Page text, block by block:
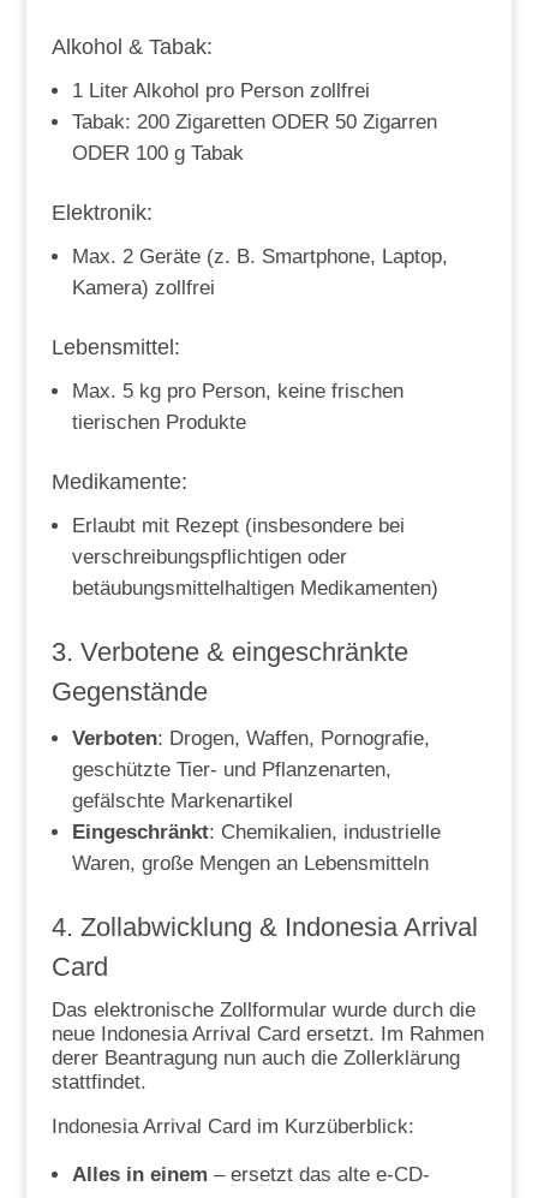
Alkohol & Tabak:
1 Liter Alkohol pro Person zollfrei
Tabak: 200 Zigaretten ODER 50 Zigarren
ODER 100 g Tabak
Elektronik:
Max. 2 Geräte (z. B. Smartphone, Laptop,
Kamera) zollfrei
Lebensmittel:
Max. 5 kg pro Person, keine frischen
tierischen Produkte
Medikamente:
Erlaubt mit Rezept (insbesondere bei
verschreibungspflichtigen oder
betäubungsmittelhaltigen Medikamenten)
3. Verbotene & eingeschränkte
Gegenstände
Verboten: Drogen, Waffen, Pornografie,
geschützte Tier- und Pflanzenarten,
gefälschte Markenartikel
Eingeschränkt: Chemikalien, industrielle
Waren, große Mengen an Lebensmitteln
4. Zollabwicklung & Indonesia Arrival
Card
Das elektronische Zollformular wurde durch die
neue Indonesia Arrival Card ersetzt. Im Rahmen
derer Beantragung nun auch die Zollerklärung
stattfindet.
Indonesia Arrival Card im Kurzüberblick:
Alles in einem – ersetzt das alte e-CD-